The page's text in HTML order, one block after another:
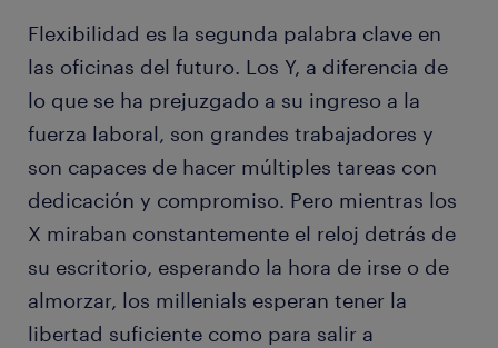
Flexibilidad es la segunda palabra clave en
las oficinas del futuro. Los Y, a diferencia de
lo que se ha prejuzgado a su ingreso a la
fuerza laboral, son grandes trabajadores y
son capaces de hacer múltiples tareas con
dedicación y compromiso. Pero mientras los
X miraban constantemente el reloj detrás de
su escritorio, esperando la hora de irse o de
almorzar, los millenials esperan tener la
libertad suficiente como para salir a